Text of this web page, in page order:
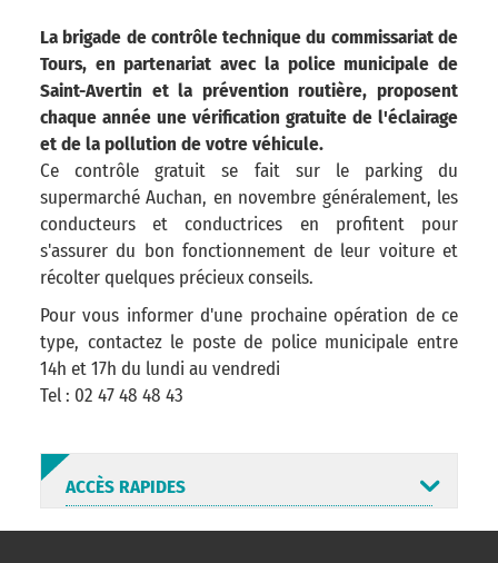
La brigade de contrôle technique du commissariat de
Tours, en partenariat avec la police municipale de
Saint-Avertin et la prévention routière, proposent
chaque année une vérification gratuite de l'éclairage
et de la pollution de votre véhicule.
Ce contrôle gratuit se fait sur le parking du
supermarché Auchan, en novembre généralement, les
conducteurs et conductrices en profitent pour
s'assurer du bon fonctionnement de leur voiture et
récolter quelques précieux conseils.
Pour vous informer d'une prochaine opération de ce
type, contactez le poste de police municipale entre
14h et 17h du lundi au vendredi
Tel : 02 47 48 48 43
ACCÈS RAPIDES